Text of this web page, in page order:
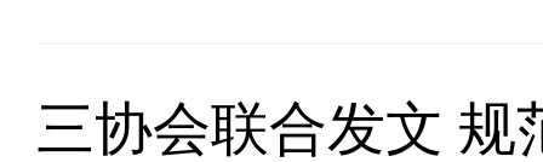
三协会联合发文